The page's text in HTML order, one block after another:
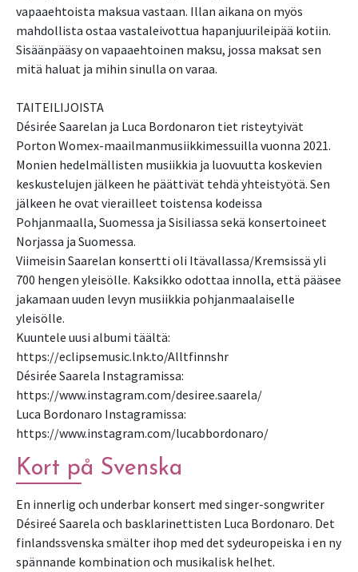
vapaaehtoista maksua vastaan. Illan aikana on myös
mahdollista ostaa vastaleivottua hapanjuurileipää kotiin.
Sisäänpääsy on vapaaehtoinen maksu, jossa maksat sen
mitä haluat ja mihin sinulla on varaa.
TAITEILIJOISTA
Désirée Saarelan ja Luca Bordonaron tiet risteytyivät
Porton Womex-maailmanmusiikkimessuilla vuonna 2021.
Monien hedelmällisten musiikkia ja luovuutta koskevien
keskustelujen jälkeen he päättivät tehdä yhteistyötä. Sen
jälkeen he ovat vierailleet toistensa kodeissa
Pohjanmaalla, Suomessa ja Sisiliassa sekä konsertoineet
Norjassa ja Suomessa.
Viimeisin Saarelan konsertti oli Itävallassa/Kremsissä yli
700 hengen yleisölle. Kaksikko odottaa innolla, että pääsee
jakamaan uuden levyn musiikkia pohjanmaalaiselle
yleisölle.
Kuuntele uusi albumi täältä:
https://eclipsemusic.lnk.to/Alltfinnshr
Désirée Saarela Instagramissa:
https://www.instagram.com/desiree.saarela/
Luca Bordonaro Instagramissa:
https://www.instagram.com/lucabbordonaro/
Kort på Svenska
En innerlig och underbar konsert med singer-songwriter
Désireé Saarela och basklarinettisten Luca Bordonaro. Det
finlandssvenska smälter ihop med det sydeuropeiska i en ny
spännande kombination och musikalisk helhet.